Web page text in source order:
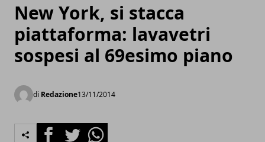
New York, si stacca
piattaforma: lavavetri
sospesi al 69esimo piano
di Redazione13/11/2014
FacebookTwitterWhatsapp